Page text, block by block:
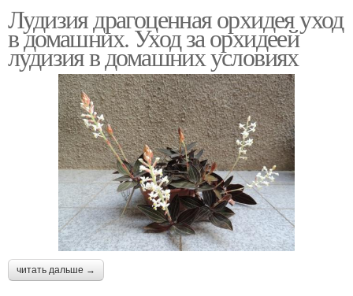
Лудизия драгоценная орхидея уход
в домашних. Уход за орхидеей
лудизия в домашних условиях
читать дальше →